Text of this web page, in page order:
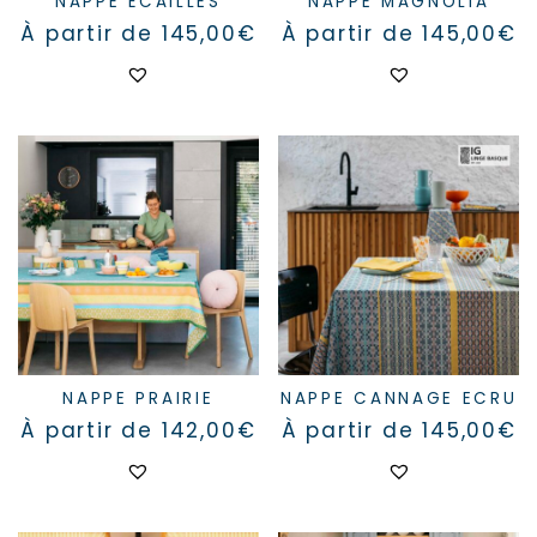
À partir de 145,00€
variations.
Les
options
peuvent
être
choisies
sur
la
page
du
produit
À partir de145,00€
variations.
Les
options
peuvent
être
choisies
sur
la
page
du
produit
NAPPE PRAIRIE
À partir de 142,00€
NAPPE CANNAGE ECRU
À partir de145,00€